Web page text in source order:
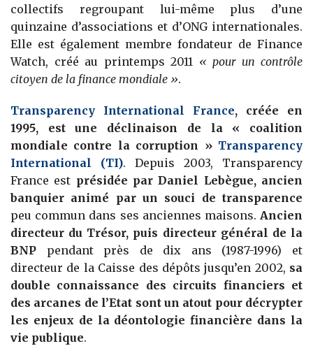
collectifs regroupant lui-même plus d’une
quinzaine d’associations et d’ONG internationales.
Elle est également membre fondateur de Finance
Watch, créé au printemps 2011 « pour un contrôle
citoyen de la finance mondiale ».
Transparency International France, créée en
1995, est une déclinaison de la « coalition
mondiale contre la corruption » Transparency
International (TI). Depuis 2003, Transparency
France est présidée par Daniel Lebègue, ancien
banquier animé par un souci de transparence
peu commun dans ses anciennes maisons. Ancien
directeur du Trésor, puis directeur général de la
BNP pendant près de dix ans (1987-1996) et
directeur de la Caisse des dépôts jusqu’en 2002, sa
double connaissance des circuits financiers et
des arcanes de l’Etat sont un atout pour décrypter
les enjeux de la déontologie financière dans la
vie publique.